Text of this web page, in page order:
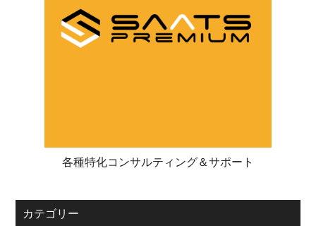
各種特化コンサルティング＆サポート
カテゴリー